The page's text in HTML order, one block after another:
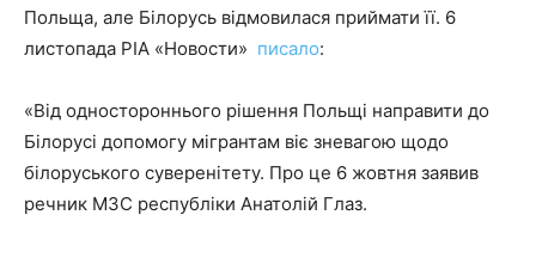
Польща, але Білорусь відмовилася приймати її. 6
листопада РІА «Новости» писало:
«Від одностороннього рішення Польщі направити до
Білорусі допомогу мігрантам віє зневагою щодо
білоруського суверенітету. Про це 6 жовтня заявив
речник МЗС республіки Анатолій Глаз.